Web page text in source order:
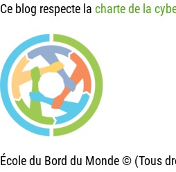
Ce blog respecte la charte de la
École du Bord du Monde © (Tous